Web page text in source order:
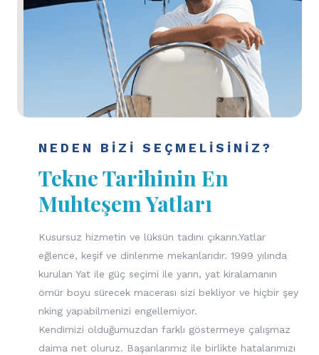
NEDEN BIZI SEÇMELISINIZ?
Tekne Tarihinin En
Muhteşem Yatları
Kusursuz hizmetin ve lüksün tadını çıkarın.Yatlar
eğlence, keşif ve dinlenme mekanlarıdır. 1999 yılında
kurulan Yat ile güç seçimi ile yarın, yat kiralamanın
ömür boyu sürecek macerası sizi bekliyor ve hiçbir şey
nking yapabilmenizi engellemiyor.
Kendimizi olduğumuzdan farklı göstermeye çalışmaz
daima net oluruz. Başarılarımız ile birlikte hatalarımızı